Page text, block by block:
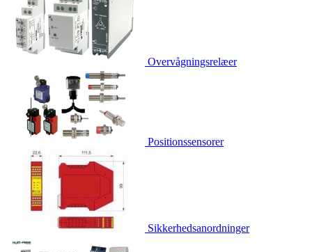
Overvågningsrelæer
Positionssensorer
Sikkerhedsanordninger